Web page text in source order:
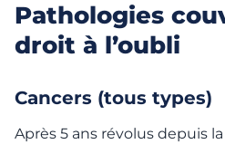
Pathologies
droit à l’oubli
Cancers (tous types)
Après 5 ans révolus depuis